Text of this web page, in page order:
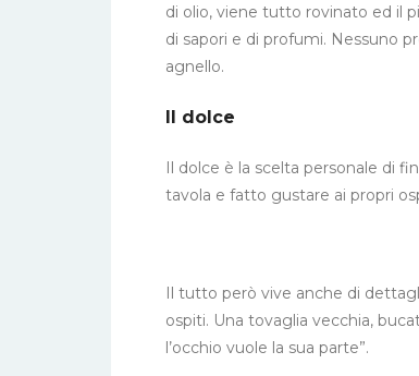
di olio, viene tutto rovinato ed il
di sapori e di profumi. Nessuno
agnello.
Il dolce
Il dolce è la scelta personale di
tavola e fatto gustare ai propri
Il tutto però vive anche di
ospiti. Una tovaglia vecchia,
l’occhio vuole la sua parte”.